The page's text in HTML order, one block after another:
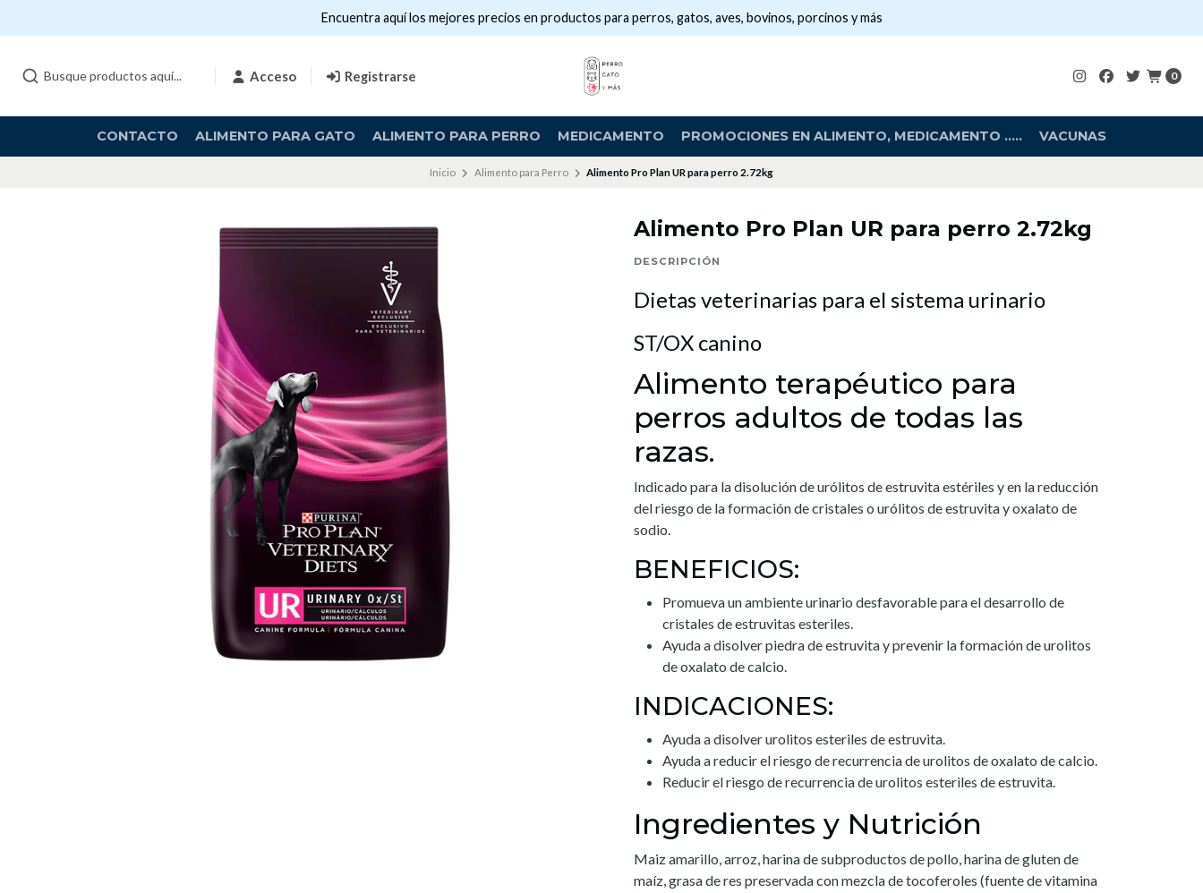
Acceso Registrarse 0
CONTACTO ALIMENTO PARA GATO ALIMENTO PARA PERRO MEDICAMENTO PROMOCIONES EN ALIMENTO, MEDICAMENTO ..... VACUNAS
Encuentra aquí los mejores precios en productos para perros, gatos, aves, bovinos, porcinos y más
Inicio Alimento para Perro Alimento Pro Plan UR para perro 2.72kg
Alimento Pro Plan UR para perro 2.72kg
DESCRIPCIÓN
Dietas veterinarias para el sistema urinario
ST/OX canino
Alimento terapéutico para
perros adultos de todas las
razas.
Indicado para la disolución de urólitos de estruvita estériles y en la reducción
del riesgo de la formación de cristales o urólitos de estruvita y oxalato de
sodio.
BENEFICIOS:
Promueva un ambiente urinario desfavorable para el desarrollo de
cristales de estruvitas esteriles.
Ayuda a disolver piedra de estruvita y prevenir la formación de urolitos
de oxalato de calcio.
INDICACIONES:
Ayuda a disolver urolitos esteriles de estruvita.
Ayuda a reducir el riesgo de recurrencia de urolitos de oxalato de calcio.
Reducir el riesgo de recurrencia de urolitos esteriles de estruvita.
Ingredientes y Nutrición
Maiz amarillo, arroz, harina de subproductos de pollo, harina de gluten de
maíz, grasa de res preservada con mezcla de tocoferoles (fuente de vitamina